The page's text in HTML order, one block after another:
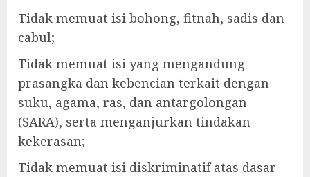
Tidak memuat isi bohong, fitnah, sadis dan
cabul;
Tidak memuat isi yang mengandung
prasangka dan kebencian terkait dengan
suku, agama, ras, dan antargolongan
(SARA), serta menganjurkan tindakan
kekerasan;
Tidak memuat isi diskriminatif atas dasar